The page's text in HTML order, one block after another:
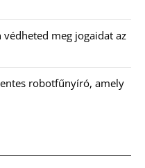
védheted meg jogaidat az
robotfűnyíró, amely